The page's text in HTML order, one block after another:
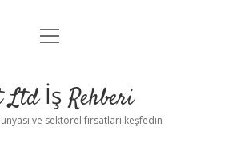
Anasayfa
Yasal Uyarı
menüyü
Ltd İş Rehberi
ve sektörel fırsatları keşfedin